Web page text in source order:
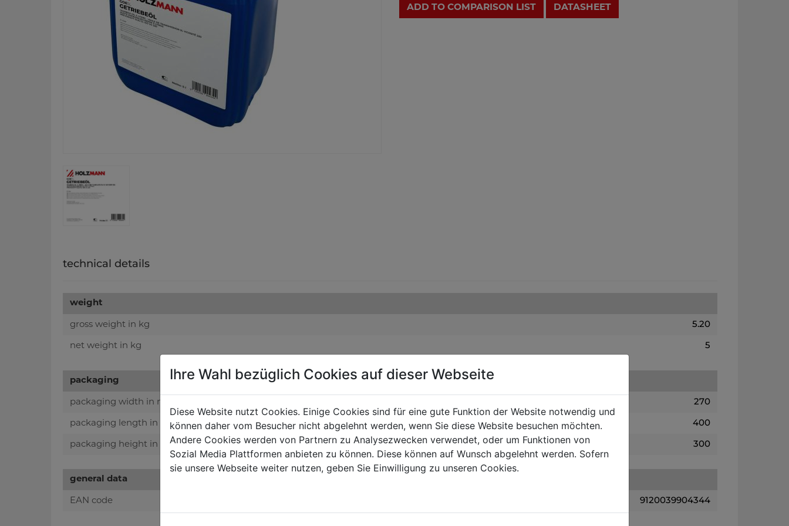
ADD TO COMPARISON LIST DATASHEET
technical details
weight
gross weight in kg 5.20
net weight in kg 5
packaging
packaging width in mm 270
packaging length in mm 400
packaging height in mm 300
general data
EAN code 9120039904344
Ihre Wahl bezüglich Cookies auf dieser Webseite
Diese Website nutzt Cookies. Einige Cookies sind für eine gute Funktion der Website notwendig und
können daher vom Besucher nicht abgelehnt werden, wenn Sie diese Website besuchen möchten.
Andere Cookies werden von Partnern zu Analysezwecken verwendet, oder um Funktionen von
Sozial Media Plattformen anbieten zu können. Diese können auf Wunsch abgelehnt werden. Sofern
sie unsere Webseite weiter nutzen, geben Sie Einwilligung zu unseren Cookies.